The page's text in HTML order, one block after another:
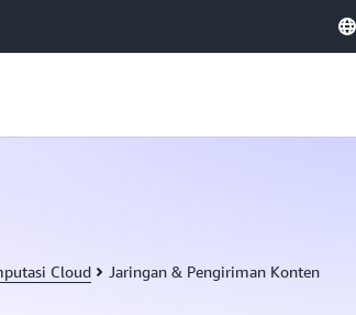
Cloud Jaringan & Pengiriman Konten